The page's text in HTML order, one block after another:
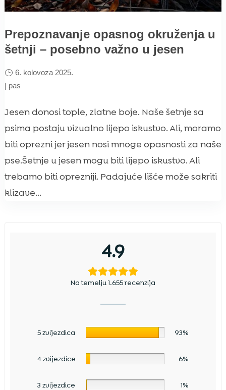
Prepoznavanje opasnog okruženja u
šetnji – posebno važno u jesen
6. kolovoza 2025.
| pas
Jesen donosi tople, zlatne boje. Naše šetnje sa
psima postaju vizualno lijepo iskustvo. Ali, moramo
biti oprezni jer jesen nosi mnoge opasnosti za naše
pse.Šetnje u jesen mogu biti lijepo iskustvo. Ali
trebamo biti oprezniji. Padajuće lišće može sakriti
klizave...
4.9
Na temelju 1.655 recenzija
5 zvijezdica 93%
4 zvijezdice 6%
3 zvijezdice 1%